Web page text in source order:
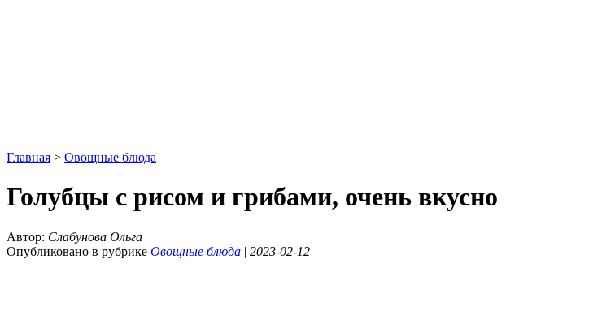
Главная > Овощные блюда
Голубцы с рисом и грибами, очень вкусно
Автор: Слабунова Ольга
Опубликовано в рубрике Овощные блюда | 2023-02-12